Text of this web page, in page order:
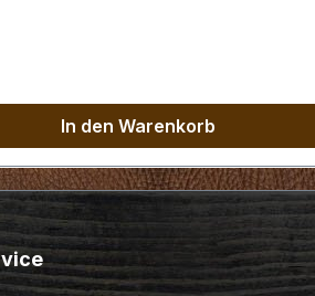
In den Warenkorb